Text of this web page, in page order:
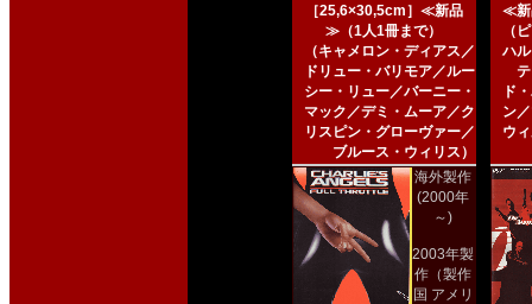
［25,6×30,5cm］≪新品
≫（1人1冊まで）
（キャメロン・ディアス／
ドリュー・バリモア／ルー
シー・リュー／バーニー・
マック／デミ・ムーア／ク
リスピン・グローヴァー／
ブルース・ウィリス）
海外製作
(2000年
～)
2003年製
作（製作
国 アメリ
≪新
（
ハ
ド
ン
ウ